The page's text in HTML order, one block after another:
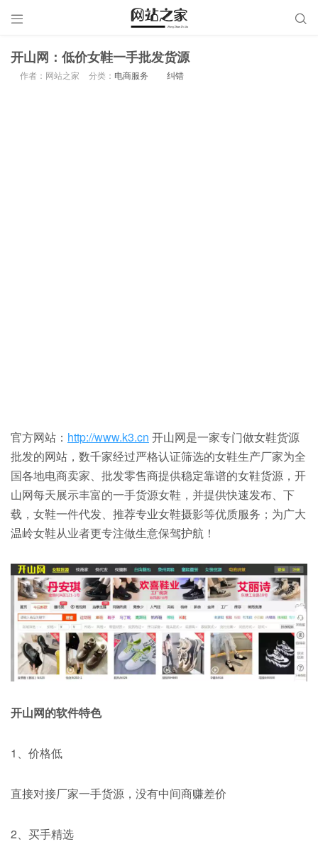
 
开山网：低价女鞋一手批发货源
作者：网站之家 分类： 电商服务 纠错
官方网站： http://www.k3.cn 开山网是一家专门做女鞋货源
批发的网站，数千家经过严格认证筛选的女鞋生产厂家为全
国各地电商卖家、批发零售商提供稳定靠谱的女鞋货源，开
山网每天展示丰富的一手货源女鞋，并提供快速发布、下
载，女鞋一件代发、推荐专业女鞋摄影等优质服务；为广大
温岭女鞋从业者更专注做生意保驾护航！
开山网的软件特色
1、价格低
直接对接厂家一手货源，没有中间商赚差价
2、买手精选